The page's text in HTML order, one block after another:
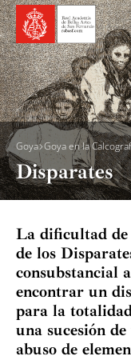
Ir
al
contenido
Goya Goya en la
Disparates
La dificultad de
de los
consubstancial
encontrar un
para la
una sucesión
abuso de